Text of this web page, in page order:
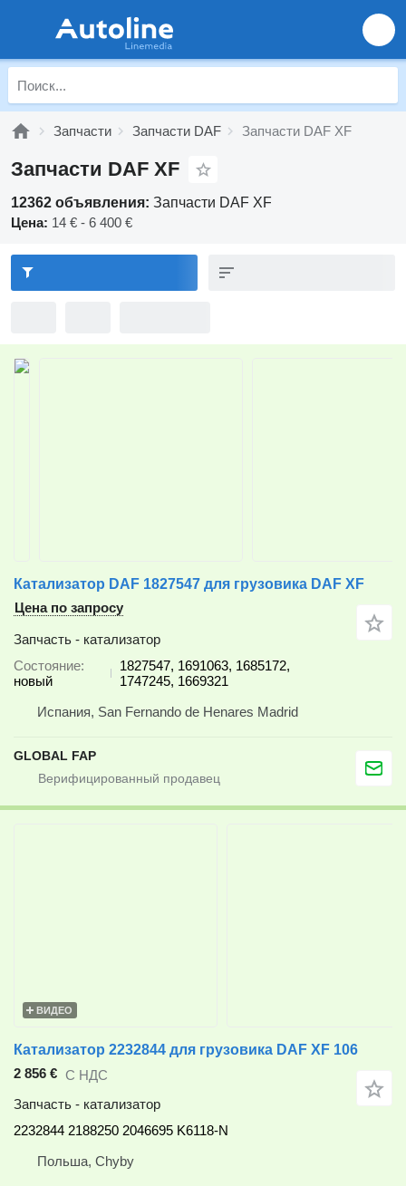
Запчасти Запчасти DAF Запчасти DAF XF
Запчасти DAF XF
12362 объявления: Запчасти DAF XF
Цена: 14 € - 6 400 €
Катализатор DAF 1827547 для грузовика DAF XF
Цена по запросу
Запчасть - катализатор
Состояние
новый
1827547, 1691063, 1685172,
1747245, 1669321
Испания, San Fernando de Henares Madrid
GLOBAL FAP
ВИДЕО
Катализатор 2232844 для грузовика DAF XF 106
2 856 € С НДС
Запчасть - катализатор
2232844 2188250 2046695 K6118-N
Польша, Chyby